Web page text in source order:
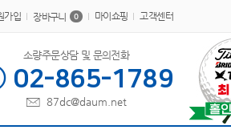
가입 장바구니 0 마이쇼핑 고객센터
장바구니 9 AP-100364 AP-1001941
소량주문상담 및 문의전화
02-865-1789
87dc@daum.net